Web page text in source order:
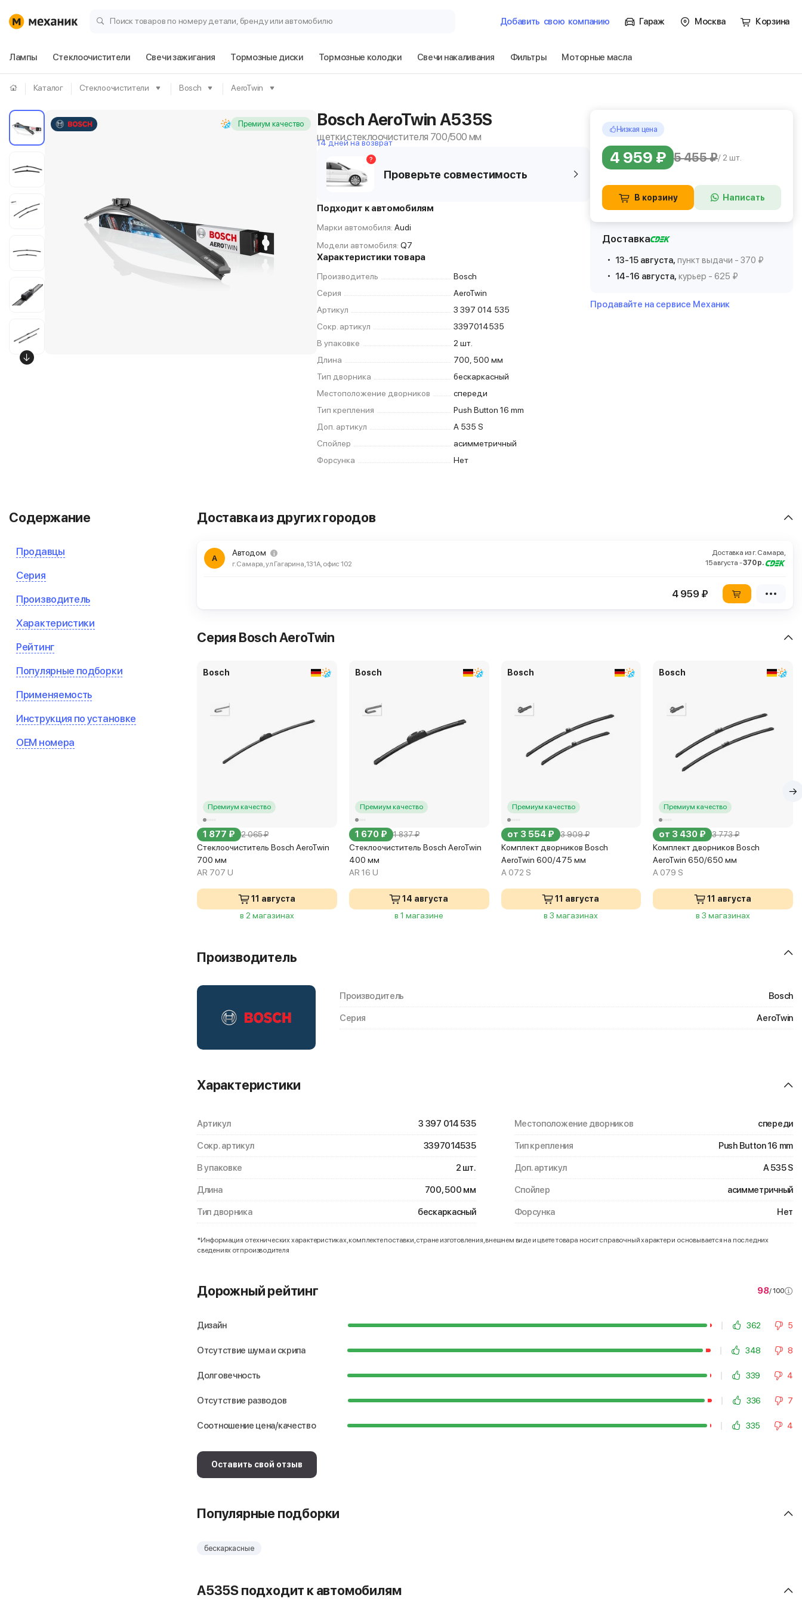
Поиск товаров по номеру детали, бренду или автомобилю Добавить свою компанию Гараж Москва Корзина
Лампы Стеклоочистители Свечи зажигания Тормозные диски Тормозные колодки Свечи накаливания Фильтры Моторные масла
Каталог Стеклоочистители Bosch AeroTwin
Премиум качество Bosch AeroTwin A535S
щетки стеклоочистителя 700/500 мм
14 дней на возврат
Проверьте совместимость
?
Подходит к автомобилям
Марки автомобиля: Audi
Модели автомобиля: Q7
Характеристики товара
Производитель
Bosch
Серия
AeroTwin
Артикул
3 397 014 535
Сокр. артикул
3397014535
В упаковке
2 шт.
Длина
700, 500 мм
Тип дворника
бескаркасный
Местоположение дворников
спереди
Тип крепления
Push Button 16 mm
Доп. артикул
A 535 S
Спойлер
асимметричный
Форсунка
Нет
Низкая цена
4 959 ₽ 5 455 ₽/ 2 шт.
В корзину Написать
Доставка
13-15 августа, пункт выдачи - 370 ₽
14-16 августа, курьер - 625 ₽
Продавайте на сервисе Механик
Содержание
Продавцы
Серия
Производитель
Характеристики
Рейтинг
Популярные подборки
Применяемость
Инструкция по установке
OEM номера
Доставка из других городов
А
Автодом
г. Самара, ул Гагарина, 131А, офис 102
Доставка из г. Самара,
15 августа -370 р.
4 959 ₽
Серия Bosch AeroTwin
Bosch
Премиум качество
1 877 ₽ 2 065 ₽
Стеклоочиститель Bosch AeroTwin
700 мм
AR 707 U
11 августа
в 2 магазинах
Bosch
Премиум качество
1 670 ₽ 1 837 ₽
Стеклоочиститель Bosch AeroTwin
400 мм
AR 16 U
14 августа
в 1 магазине
Bosch
Премиум качество
от 3 554 ₽ 3 909 ₽
Комплект дворников Bosch
AeroTwin 600/475 мм
A 072 S
11 августа
в 3 магазинах
Bosch
Премиум качество
от 3 430 ₽ 3 773 ₽
Комплект дворников Bosch
AeroTwin 650/650 мм
A 079 S
11 августа
в 3 магазинах
Производитель
Производитель Bosch
Серия AeroTwin
Характеристики
Артикул 3 397 014 535
Сокр. артикул 3397014535
В упаковке 2 шт.
Длина 700, 500 мм
Тип дворника бескаркасный
Местоположение дворников спереди
Тип крепления Push Button 16 mm
Доп. артикул A 535 S
Спойлер асимметричный
Форсунка Нет
*Информация о технических характеристиках, комплекте поставки, стране изготовления, внешнем виде и цвете товара носит справочный характер и основывается на последних
сведениях от производителя
Дорожный рейтинг 98/ 100
Дизайн 362 5
Отсутствие шума и скрипа 348 8
Долговечность 339 4
Отсутствие разводов 336 7
Соотношение цена/качество 335 4
Оставить свой отзыв
Популярные подборки
бескаркасные
A535S подходит к автомобилям